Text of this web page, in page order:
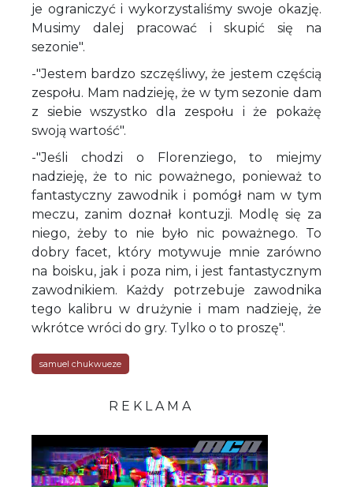
je ograniczyć i wykorzystaliśmy swoje okazję.
Musimy dalej pracować i skupić się na
sezonie".
-"Jestem bardzo szczęśliwy, że jestem częścią
zespołu. Mam nadzieję, że w tym sezonie dam
z siebie wszystko dla zespołu i że pokażę
swoją wartość".
-"Jeśli chodzi o Florenziego, to miejmy
nadzieję, że to nic poważnego, ponieważ to
fantastyczny zawodnik i pomógł nam w tym
meczu, zanim doznał kontuzji. Modlę się za
niego, żeby to nie było nic poważnego. To
dobry facet, który motywuje mnie zarówno
na boisku, jak i poza nim, i jest fantastycznym
zawodnikiem. Każdy potrzebuje zawodnika
tego kalibru w drużynie i mam nadzieję, że
wkrótce wróci do gry. Tylko o to proszę".
samuel chukwueze
R E K L A M A